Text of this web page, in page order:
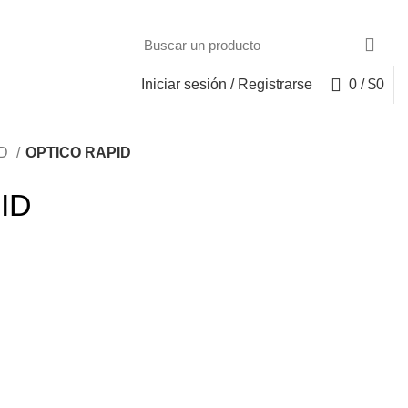
Iniciar sesión / Registrarse 0 / $0
OPTICO RAPID